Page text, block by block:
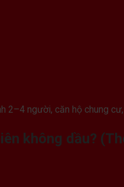
2–4 người, căn hộ chung
không dầu?